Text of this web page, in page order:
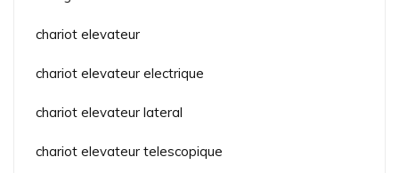
chariot elevateur
chariot elevateur electrique
chariot elevateur lateral
chariot elevateur telescopique